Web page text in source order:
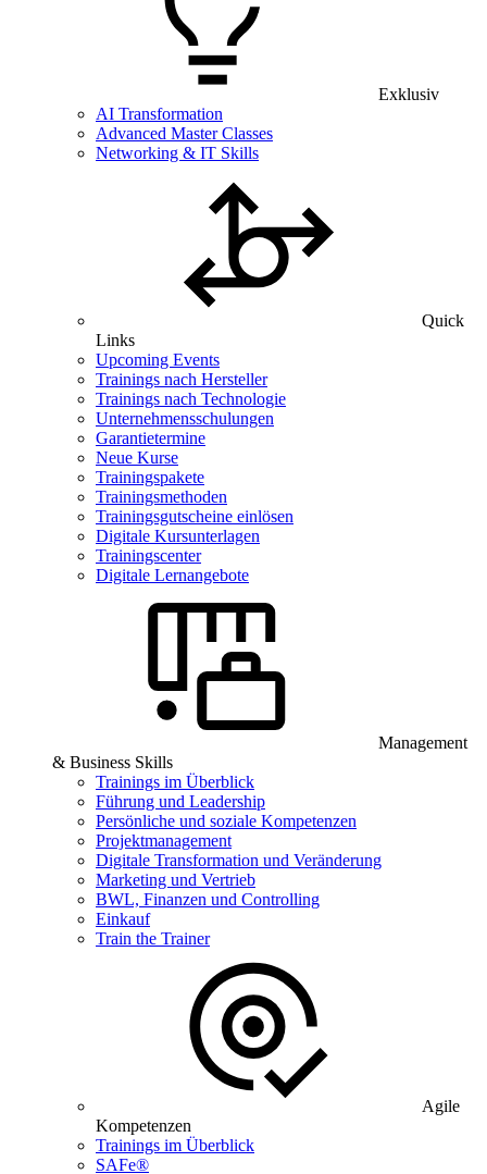
Exklusiv
AI Transformation
Advanced Master Classes
Networking & IT Skills
Quick
Links
Upcoming Events
Trainings nach Hersteller
Trainings nach Technologie
Unternehmensschulungen
Garantietermine
Neue Kurse
Trainingspakete
Trainingsmethoden
Trainingsgutscheine einlösen
Digitale Kursunterlagen
Trainingscenter
Digitale Lernangebote
Management
& Business Skills
Trainings im Überblick
Führung und Leadership
Persönliche und soziale Kompetenzen
Projektmanagement
Digitale Transformation und Veränderung
Marketing und Vertrieb
BWL, Finanzen und Controlling
Einkauf
Train the Trainer
Agile
Kompetenzen
Trainings im Überblick
SAFe®